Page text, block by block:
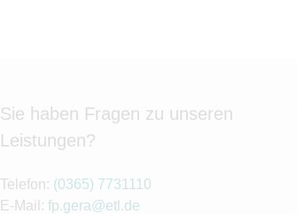
Sie haben Fragen zu unseren
Leistungen?
Telefon: (0365) 7731110
E-Mail: fp.gera@etl.de